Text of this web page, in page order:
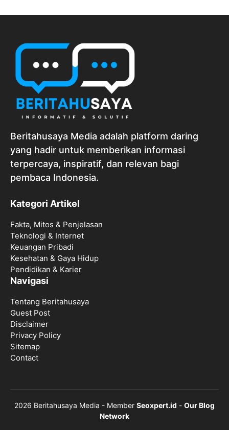
Beritahusaya Media adalah platform daring
yang hadir untuk memberikan informasi
terpercaya, inspiratif, dan relevan bagi
pembaca Indonesia.
Kategori Artikel
Fakta, Mitos & Penjelasan
Teknologi & Internet
Keuangan Pribadi
Kesehatan & Gaya Hidup
Pendidikan & Karier
Navigasi
Tentang Beritahusaya
Guest Post
Disclaimer
Privacy Policy
Sitemap
Contact
2026 Beritahusaya Media - Member Seoxpert.id - Our Blog
Network